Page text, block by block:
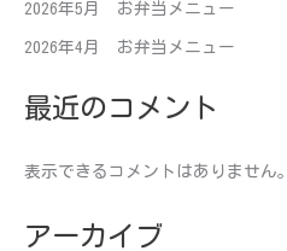
2026年5月 お弁当メニュー
2026年4月 お弁当メニュー
最近のコメント
表示できるコメントはありません。
アーカイブ